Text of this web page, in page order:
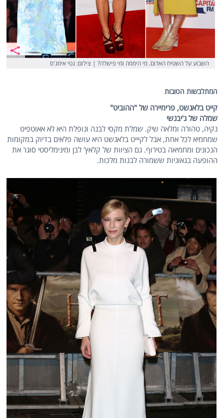
השבוע על השטיח האדום. מי היממה ומי פישלה? | צילום: גטי אימג'ס
המתלבשות הטובות
קייט בלאנשט, פרימיירה של "ההוביט"
שמלה של ג'יבנשי
נקיה, טהורה ומלאה שיק. שמלת מקסי לבנה ונופלת היא לא אאוטפיט
שמחמיא לכל אחת, אבל לקיייט בלאנשט היא עושה פלאים בדיוק במקומות
הנכונים ומחמיאה בטירוף. גם הציוות של קלאץ' לבן ומינימליסטי סוגר את
ההופעה בגאוניות ששמורה לבנות מלכות.